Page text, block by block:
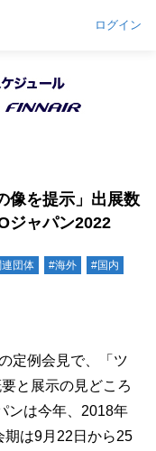
ログイン
像を提示」出展数
ジャパン2022
団体 #海外
#国内
定例会見で、「ツ
と展示の見どころ
ンは今年、2018年
期は9月22日から25